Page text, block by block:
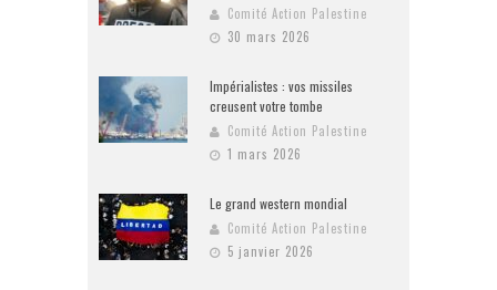
Comité Action Palestine
30 mars 2026
Impérialistes : vos missiles
creusent votre tombe
Comité Action Palestine
1 mars 2026
Le grand western mondial
Comité Action Palestine
5 janvier 2026